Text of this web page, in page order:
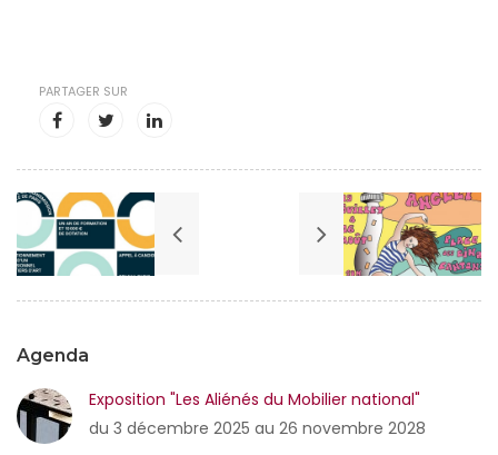
Agenda
Exposition "Les Aliénés du Mobilier national"
du 3 décembre 2025 au 26 novembre 2028
PARTAGER SUR